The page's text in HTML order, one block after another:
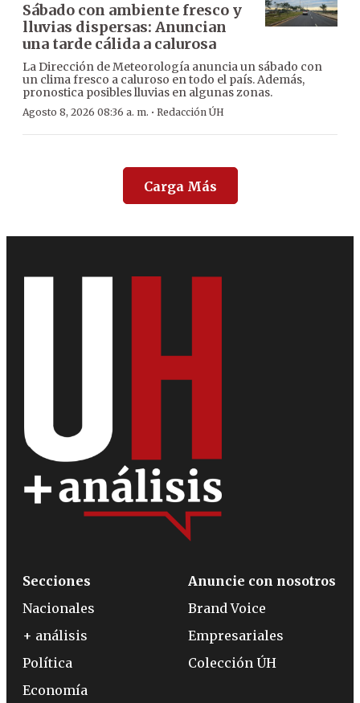
Sábado con ambiente fresco y
lluvias dispersas: Anuncian
una tarde cálida a calurosa
La Dirección de Meteorología anuncia un sábado con
un clima fresco a caluroso en todo el país. Además,
pronostica posibles lluvias en algunas zonas.
Agosto 8, 2026 08:36 a. m. · Redacción ÚH
Carga Más
Secciones
Nacionales
+ análisis
Política
Economía
Anuncie con nosotros
Brand Voice
Empresariales
Colección ÚH